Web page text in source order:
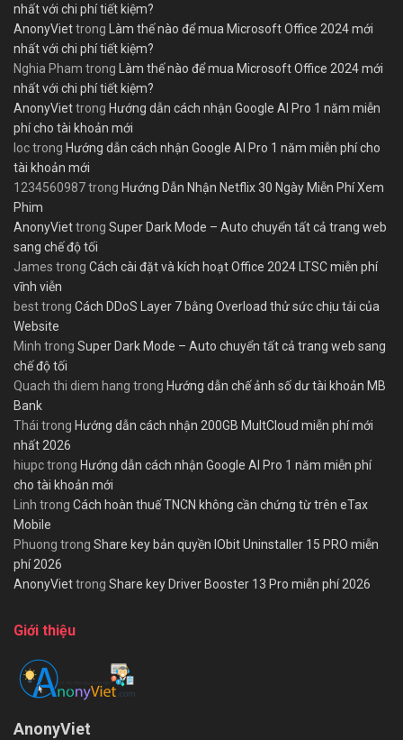
nhất với chi phí tiết kiệm?
AnonyViettrong Làm thế nào để mua Microsoft Office 2024 mới
nhất với chi phí tiết kiệm?
Nghia Pham trong Làm thế nào để mua Microsoft Office 2024 mới
nhất với chi phí tiết kiệm?
AnonyViettrong Hướng dẫn cách nhận Google AI Pro 1 năm miễn
phí cho tài khoản mới
loctrong Hướng dẫn cách nhận Google AI Pro 1 năm miễn phí cho
tài khoản mới
1234560987trong Hướng Dẫn Nhận Netflix 30 Ngày Miễn Phí Xem
Phim
AnonyViettrong Super Dark Mode – Auto chuyển tất cả trang web
sang chế độ tối
James trong Cách cài đặt và kích hoạt Office 2024 LTSC miễn phí
vĩnh viễn
besttrong Cách DDoS Layer 7 bằng Overload thử sức chịu tải của
Website
Minh trong Super Dark Mode – Auto chuyển tất cả trang web sang
chế độ tối
Quach thi diem hang trong Hướng dẫn chế ảnh số dư tài khoản MB
Bank
Thái trong Hướng dẫn cách nhận 200GB MultCloud miễn phí mới
nhất 2026
hiupctrong Hướng dẫn cách nhận Google AI Pro 1 năm miễn phí
cho tài khoản mới
Linh trong Cách hoàn thuế TNCN không cần chứng từ trên eTax
Mobile
Phuong trong Share key bản quyền IObit Uninstaller 15 PRO miễn
phí 2026
AnonyViettrong Share key Driver Booster 13 Pro miễn phí 2026
Giới thiệu
AnonyViet